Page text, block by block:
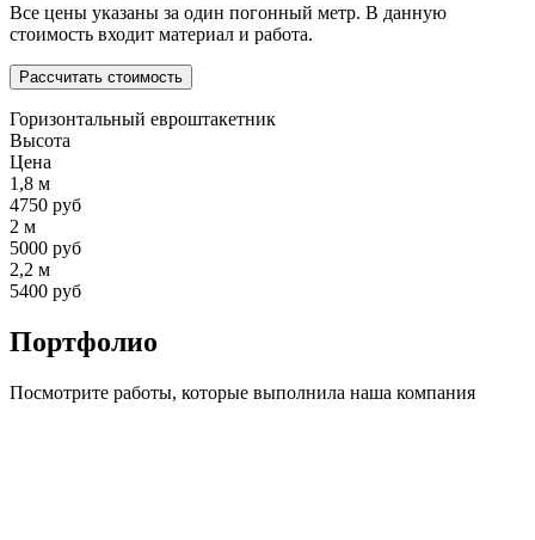
Все цены указаны за один погонный метр. В данную
стоимость входит материал и работа.
Рассчитать стоимость
Горизонтальный евроштакетник
Высота
Цена
1,8 м
4750 руб
2 м
5000 руб
2,2 м
5400 руб
Портфолио
Посмотрите работы, которые выполнила наша компания